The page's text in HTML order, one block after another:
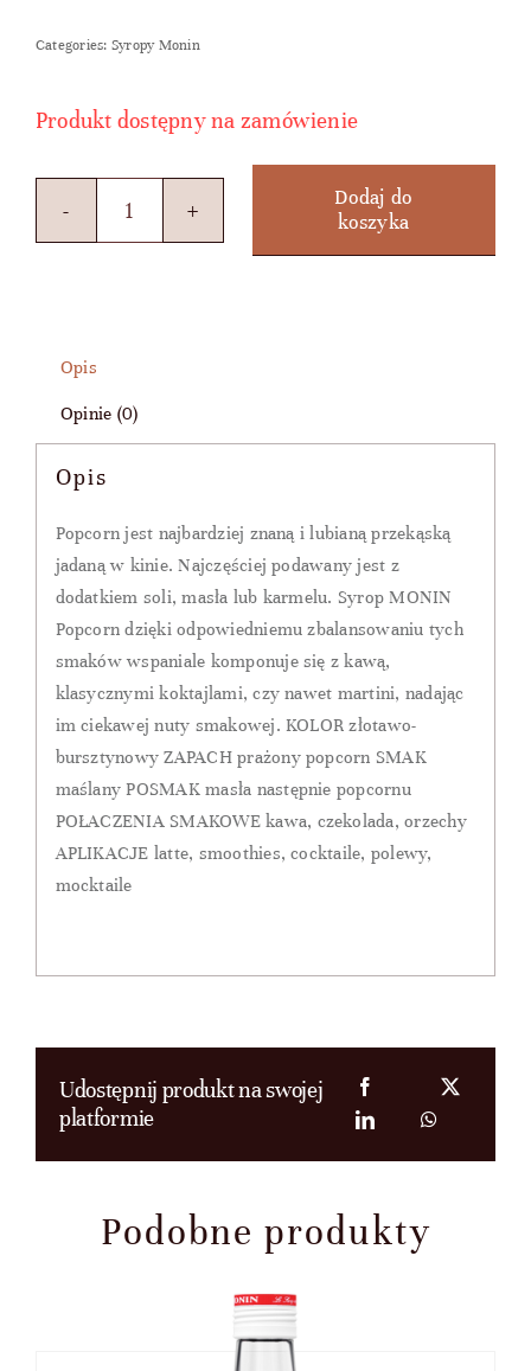
Categories: Syropy Monin
Produkt dostępny na zamówienie
0,7l
Dodaj do
koszyka
Opis
Opinie (0)
Opis
Popcorn jest najbardziej znaną i lubianą przekąską
jadaną w kinie. Najczęściej podawany jest z
dodatkiem soli, masła lub karmelu. Syrop MONIN
Popcorn dzięki odpowiedniemu zbalansowaniu tych
smaków wspaniale komponuje się z kawą,
klasycznymi koktajlami, czy nawet martini, nadając
im ciekawej nuty smakowej. KOLOR złotawo-
bursztynowy ZAPACH prażony popcorn SMAK
maślany POSMAK masła następnie popcornu
POŁACZENIA SMAKOWE kawa, czekolada, orzechy
APLIKACJE latte, smoothies, cocktaile, polewy,
mocktaile
Udostępnij produkt na swojej
platformie
Podobne produkty